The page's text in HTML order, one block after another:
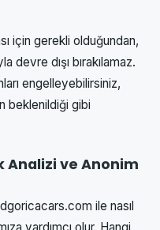
için gerekli olduğundan,
devre dışı bırakılamaz.
engelleyebilirsiniz,
beklenildiği gibi
ve Anonim
ile nasıl